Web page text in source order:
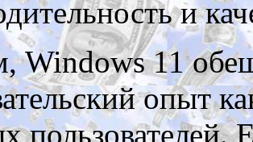
и
Windows 11
опыт